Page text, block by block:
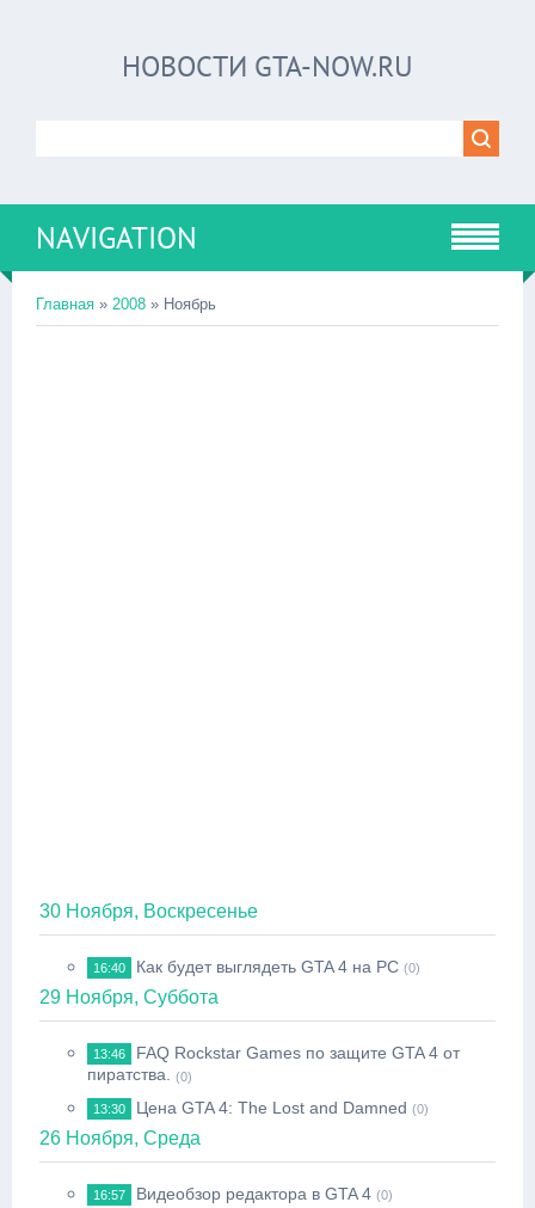
НОВОСТИ GTA-NOW.RU
NAVIGATION
Главная » 2008 » Ноябрь
30 Ноября, Воскресенье
16:40 Как будет выглядеть GTA 4 на PC (0)
29 Ноября, Суббота
13:46 FAQ Rockstar Games по защите GTA 4 от
пиратства. (0)
13:30 Цена GTA 4: The Lost and Damned (0)
26 Ноября, Среда
16:57 Видеобзор редактора в GTA 4 (0)